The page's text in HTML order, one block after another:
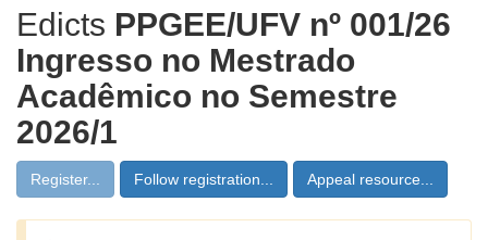
Edicts PPGEE/UFV nº 001/26
Ingresso no Mestrado
Acadêmico no Semestre
2026/1
Register... Follow registration... Appeal resource...